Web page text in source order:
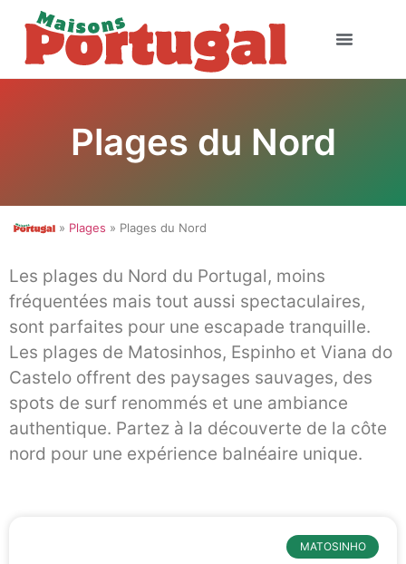
Plages du Nord
» Plages » Plages du Nord
Les plages du Nord du Portugal, moins
fréquentées mais tout aussi spectaculaires,
sont parfaites pour une escapade tranquille.
Les plages de Matosinhos, Espinho et Viana do
Castelo offrent des paysages sauvages, des
spots de surf renommés et une ambiance
authentique. Partez à la découverte de la côte
nord pour une expérience balnéaire unique.
MATOSINHO